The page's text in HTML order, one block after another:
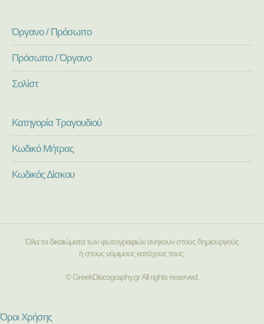
Όργανο / Πρόσωπο
Πρόσωπο / Όργανο
Σολίστ
Κατηγορία Τραγουδιού
Κωδικό Μήτρας
Κωδικός Δίσκου
Όλα τα δικαιώματα των φωτογραφιών ανήκουν στους δημιουργούς
ή στους νόμιμους κατόχους τους.
© GreekDiscography.gr All rights reserved.
Όροι Χρήσης